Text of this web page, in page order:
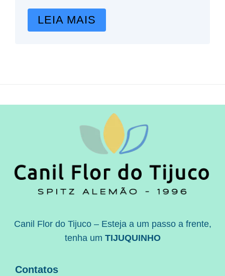
LEIA MAIS
Canil Flor do Tijuco – Esteja a um passo a frente,
tenha um TIJUQUINHO
Contatos